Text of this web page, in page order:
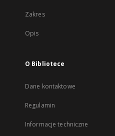
Zakres
Opis
O Bibliotece
Dane kontaktowe
Regulamin
Informacje techniczne